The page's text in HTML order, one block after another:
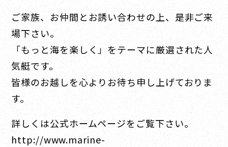
ご家族、お仲間とお誘い合わせの上、是非ご来
場下さい。
「もっと海を楽しく」をテーマに厳選された人
気艇です。
皆様のお越しを心よりお待ち申し上げておりま
す。
詳しくは公式ホームページをご覧下さい。
http://www.marine-